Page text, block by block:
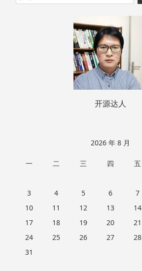
至
索：
开源达人
2026 年 8 月
一 二 三 四 五
3
4 5 6 7
10
11 12 13 14
17
18 19 20 21
24
25 26 27 28
31